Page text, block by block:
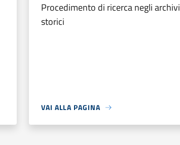
Procedimento di ricerca negli archivi
storici
VAI ALLA PAGINA